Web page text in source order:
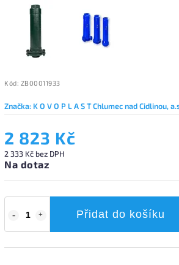
Kód: ZB00011933
Značka: K O V O P L A S T Chlumec nad Cidlinou,
2 823 Kč
2 333 Kč bez DPH
Na dotaz
Přidat do košíku